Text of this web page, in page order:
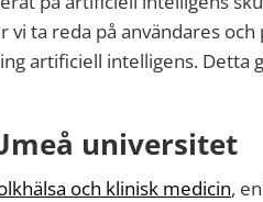
ta reda på användares
artificiell intelligens. Detta
universitet
och klinisk medicin,